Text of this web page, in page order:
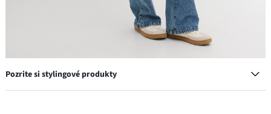
Pozrite si stylingové produkty